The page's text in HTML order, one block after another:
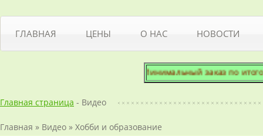
ГЛАВНАЯ ЦЕНЫ О НАС НОВОСТИ
Минимальный заказ по
Главная страница - Видео
Главная » Видео » Хобби и образование